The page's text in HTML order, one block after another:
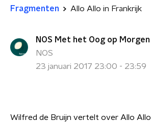
Fragmenten Allo Allo in Frankrijk
NOS Met het Oog op Morgen
NOS
23 januari 2017 23:00 - 23:59
Wilfred de Bruijn vertelt over Allo